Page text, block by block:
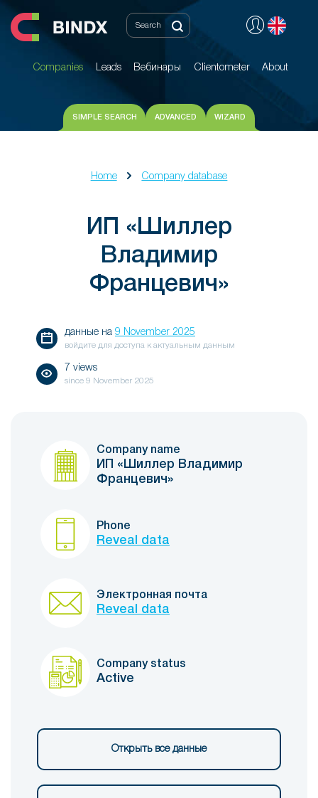
Companies Leads Вебинары Clientometer About
Companies Leads Вебинары Clientometer About
SIMPLE SEARCH ADVANCED WIZARD
Home Company database
ИП «Шиллер
Владимир
Францевич»
данные на 9 November 2025
войдите для доступа к актуальным данным
7 views
since 9 November 2025
Company name
ИП «Шиллер Владимир
Францевич»
Phone
Reveal data
Электронная почта
Reveal data
Company status
Active
Открыть все данные